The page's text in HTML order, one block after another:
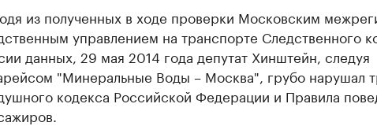
из полученных в ходе проверки Московским
управлением на транспорте Следственного
данных, 29 мая 2014 года депутат Хинштейн, следуя
"Минеральные Воды – Москва", грубо нарушал
кодекса Российской Федерации и Правила